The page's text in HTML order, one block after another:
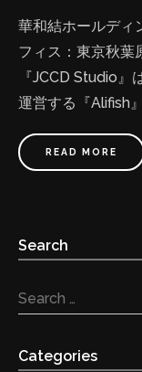
華和結ホールディ
フィス：東京秋葉
『JCCD Studio
運営する『Alifish
界7位)と戦略的パ
の人々が日本の素
モデルはエージェ
く、その結果とし
READ MORE
Search
Search …
Categories